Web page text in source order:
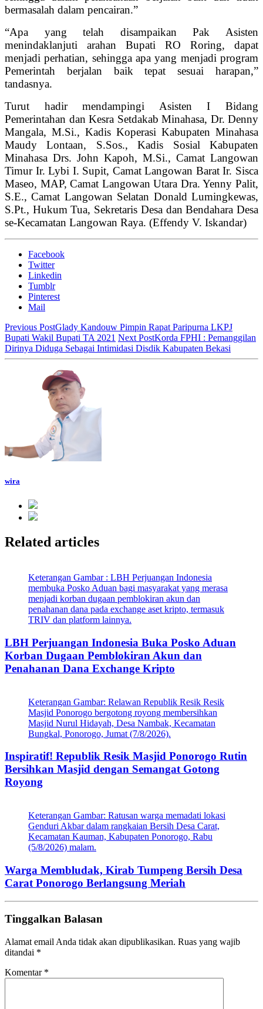
bermasalah dalam pencairan.”
“Apa yang telah disampaikan Pak Asisten
menindaklanjuti arahan Bupati RO Roring, dapat
menjadi perhatian, sehingga apa yang menjadi program
Pemerintah berjalan baik tepat sesuai harapan,”
tandasnya.
Turut hadir mendampingi Asisten I Bidang
Pemerintahan dan Kesra Setdakab Minahasa, Dr. Denny
Mangala, M.Si., Kadis Koperasi Kabupaten Minahasa
Maudy Lontaan, S.Sos., Kadis Sosial Kabupaten
Minahasa Drs. John Kapoh, M.Si., Camat Langowan
Timur Ir. Lybi I. Supit, Camat Langowan Barat Ir. Sisca
Maseo, MAP, Camat Langowan Utara Dra. Yenny Palit,
S.E., Camat Langowan Selatan Donald Lumingkewas,
S.Pt., Hukum Tua, Sekretaris Desa dan Bendahara Desa
se-Kecamatan Langowan Raya. (Effendy V. Iskandar)
Facebook
Twitter
Linkedin
Tumblr
Pinterest
Mail
Previous PostGlady Kandouw Pimpin Rapat Paripurna LKPJ
Bupati Wakil Bupati TA 2021 Next PostKorda FPHI : Pemanggilan
Dirinya Diduga Sebagai Intimidasi Disdik Kabupaten Bekasi
wira
Related articles
Keterangan Gambar : LBH Perjuangan Indonesia
membuka Posko Aduan bagi masyarakat yang merasa
menjadi korban dugaan pemblokiran akun dan
penahanan dana pada exchange aset kripto, termasuk
TRIV dan platform lainnya.
LBH Perjuangan Indonesia Buka Posko Aduan
Korban Dugaan Pemblokiran Akun dan
Penahanan Dana Exchange Kripto
Keterangan Gambar: Relawan Republik Resik Resik
Masjid Ponorogo bergotong royong membersihkan
Masjid Nurul Hidayah, Desa Nambak, Kecamatan
Bungkal, Ponorogo, Jumat (7/8/2026).
Inspiratif! Republik Resik Masjid Ponorogo Rutin
Bersihkan Masjid dengan Semangat Gotong
Royong
Keterangan Gambar: Ratusan warga memadati lokasi
Genduri Akbar dalam rangkaian Bersih Desa Carat,
Kecamatan Kauman, Kabupaten Ponorogo, Rabu
(5/8/2026) malam.
Warga Membludak, Kirab Tumpeng Bersih Desa
Carat Ponorogo Berlangsung Meriah
Tinggalkan Balasan
Alamat email Anda tidak akan dipublikasikan. Ruas yang wajib
ditandai *
Komentar *